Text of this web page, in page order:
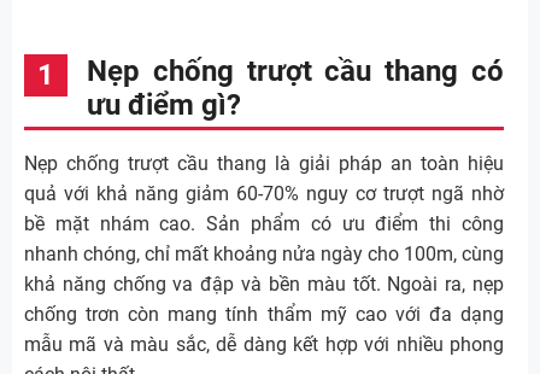
Nẹp chống trượt cầu thang có
ưu điểm gì?
Nẹp chống trượt cầu thang là giải pháp an toàn hiệu
quả với khả năng giảm 60-70% nguy cơ trượt ngã nhờ
bề mặt nhám cao. Sản phẩm có ưu điểm thi công
nhanh chóng, chỉ mất khoảng nửa ngày cho 100m, cùng
khả năng chống va đập và bền màu tốt. Ngoài ra, nẹp
chống trơn còn mang tính thẩm mỹ cao với đa dạng
mẫu mã và màu sắc, dễ dàng kết hợp với nhiều phong